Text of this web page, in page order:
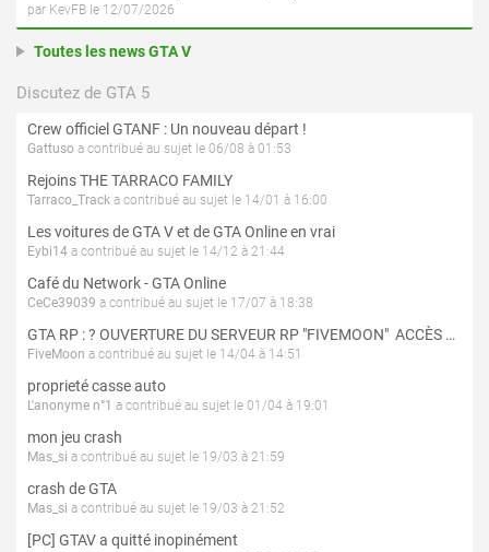
par KevFB le 12/07/2026
Toutes les news GTA V
Discutez de GTA 5
Crew officiel GTANF : Un nouveau départ !
Gattuso a contribué au sujet le 06/08 à 01:53
Rejoins THE TARRACO FAMILY
Tarraco_Track a contribué au sujet le 14/01 à 16:00
Les voitures de GTA V et de GTA Online en vrai
Eybi14 a contribué au sujet le 14/12 à 21:44
Café du Network - GTA Online
CeCe39039 a contribué au sujet le 17/07 à 18:38
GTA RP : ? OUVERTURE DU SERVEUR RP "FIVEMOON"  ACCÈS LIBRE ?
FiveMoon a contribué au sujet le 14/04 à 14:51
proprieté casse auto
L'anonyme n°1 a contribué au sujet le 01/04 à 19:01
mon jeu crash
Mas_si a contribué au sujet le 19/03 à 21:59
crash de GTA
Mas_si a contribué au sujet le 19/03 à 21:52
[PC] GTAV a quitté inopinément